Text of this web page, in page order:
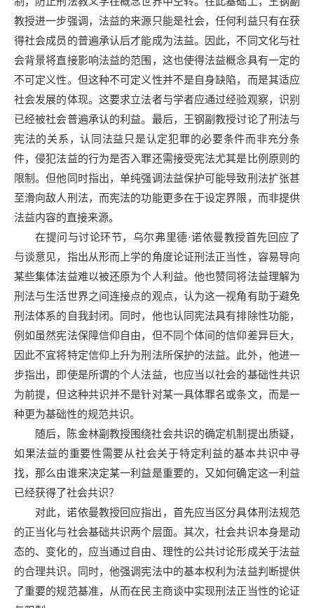
教授进一步强调，法益的来源只能是社会，任何利益只有在获
得社会成员的普遍承认后才能成为法益。因此，不同文化与社
会背景将直接影响法益的范围，这也使得法益概念具有一定的
不可定义性。但这种不可定义性并不是自身缺陷，而是其适应
社会发展的体现。这要求立法者与学者应通过经验观察，识别
已经被社会普遍承认的利益。最后，王钢副教授讨论了刑法与
宪法的关系，认同法益只是认定犯罪的必要条件而非充分条
件，侵犯法益的行为是否入罪还需接受宪法尤其是比例原则的
限制。但他同时指出，单纯强调法益保护可能导致刑法扩张甚
至滑向敌人刑法，而宪法的功能更多在于设定界限，而非提供
法益内容的直接来源。
在提问与讨论环节，乌尔弗里德·诺依曼教授首先回应了
与谈意见，指出从形而上学的角度论证刑法正当性，容易导向
某些集体法益难以被还原为个人利益。他也赞同将法益理解为
刑法与生活世界之间连接点的观点，认为这一视角有助于避免
刑法体系的自我封闭。同时，他也认同宪法具有排除性功能，
例如虽然宪法保障信仰自由，但不同个体间的信仰差异巨大，
因此不宜将特定信仰上升为刑法所保护的法益。此外，他进一
步指出，即使是所谓的个人法益，也应当以社会的基础性共识
为前提，但这种共识并不是针对某一具体罪名或条文，而是一
种更为基础性的规范共识。
随后，陈金林副教授围绕社会共识的确定机制提出质疑，
如果法益的重要性需要从社会关于特定利益的基本共识中寻
找，那么由谁来决定某一利益是重要的，又如何确定这一利益
已经获得了社会共识？
对此，诺依曼教授回应指出，首先应当区分具体刑法规范
的正当化与社会基础共识两个层面。其次，社会共识本身是动
态的、变化的，应当通过自由、理性的公共讨论形成关于法益
的合理共识。同时，他强调宪法中的基本权利为法益判断提供
了重要的规范基准，从而在民主商谈中实现刑法正当性的论证